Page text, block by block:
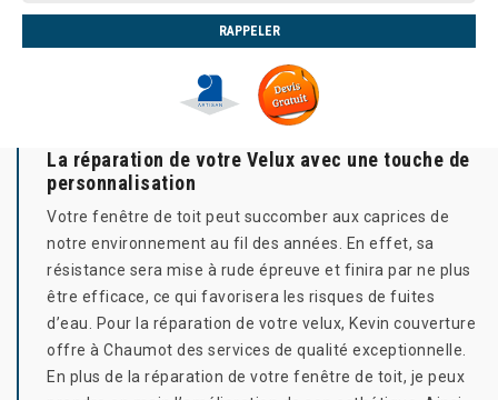
La réparation de votre Velux avec une touche de
personnalisation
Votre fenêtre de toit peut succomber aux caprices de
notre environnement au fil des années. En effet, sa
résistance sera mise à rude épreuve et finira par ne plus
être efficace, ce qui favorisera les risques de fuites
d’eau. Pour la réparation de votre velux, Kevin couverture
offre à Chaumot des services de qualité exceptionnelle.
En plus de la réparation de votre fenêtre de toit, je peux